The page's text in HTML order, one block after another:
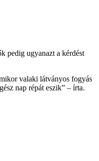
pedig ugyanazt a kérdést
valaki látványos fogyás
nap répát eszik” – írta.